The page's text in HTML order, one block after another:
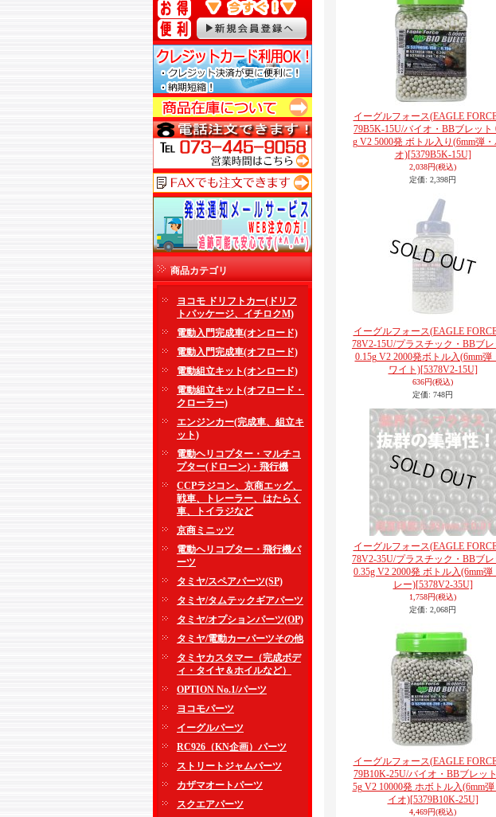
商品カテゴリ
ヨコモ ドリフトカー(ドリフ
トパッケージ、イチロクM)
電動入門完成車(オンロード)
電動入門完成車(オフロード)
電動組立キット(オンロード)
電動組立キット(オフロード・
クローラー)
エンジンカー(完成車、組立キ
ット)
電動ヘリコプター・マルチコ
プター(ドローン)・飛行機
CCPラジコン、京商エッグ、
戦車、トレーラー、はたらく
車、トイラジなど
京商ミニッツ
電動ヘリコプター・飛行機パ
ーツ
タミヤ/スペアパーツ(SP)
タミヤ/タムテックギアパーツ
タミヤ/オプションパーツ(OP)
タミヤ/電動カーパーツその他
タミヤカスタマー（完成ボデ
ィ・タイヤ＆ホイルなど）
OPTION No.1/パーツ
ヨコモパーツ
イーグルパーツ
RC926（KN企画）パーツ
ストリートジャムパーツ
カザマオートパーツ
スクエアパーツ
イーグルフォース(EAGLE
79B5K-15U/バイオ・BBブレット
g V2 5000発 ボトル入り(6mm弾・
オ)[5379B5K-15U]
2,038円(税込)
定価: 2,398円
イーグルフォース(EAGLE
78V2-15U/プラスチック・BBブレ
0.15g V2 2000発ボトル入(6mm弾
ワイト)[5378V2-15U]
636円(税込)
定価: 748円
イーグルフォース(EAGLE
78V2-35U/プラスチック・BBブレ
0.35g V2 2000発 ボトル入(6mm弾
レー)[5378V2-35U]
1,758円(税込)
定価: 2,068円
イーグルフォース(EAGLE
79B10K-25U/バイオ・BBブレッ
5g V2 10000発 ホボトル入(6mm
イオ)[5379B10K-25U]
4,469円(税込)